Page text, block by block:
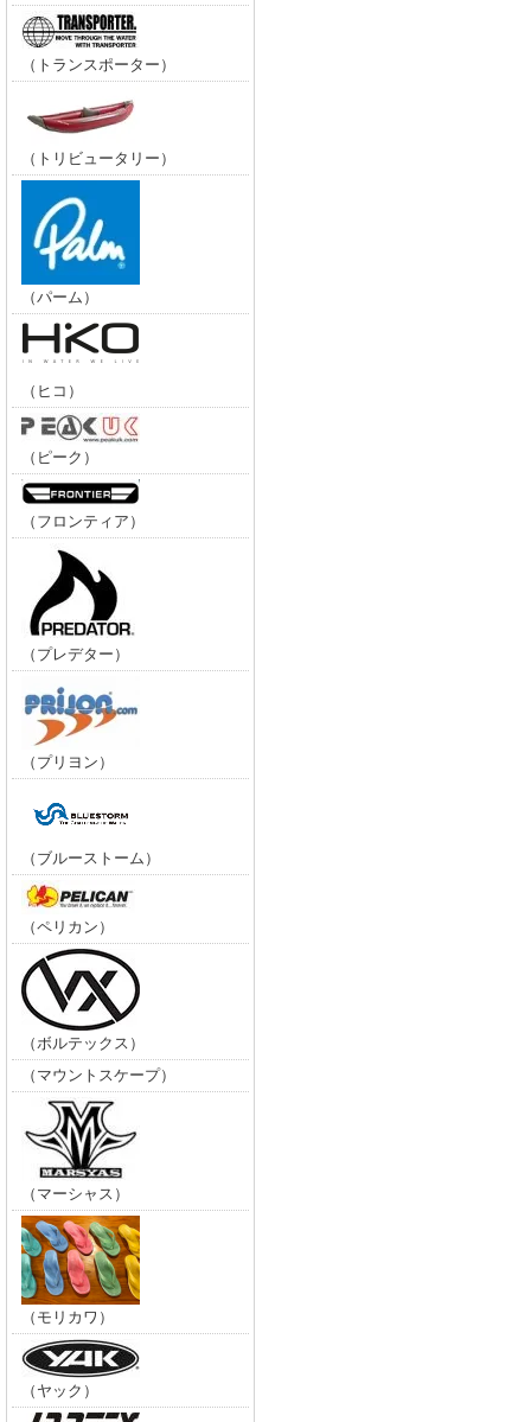
（トランスポーター）
（トリビュータリー）
（パーム）
（ヒコ）
（ピーク）
（フロンティア）
（プレデター）
（プリヨン）
（ブルーストーム）
（ペリカン）
（ボルテックス）
（マウントスケープ）
（マーシャス）
（モリカワ）
（ヤック）